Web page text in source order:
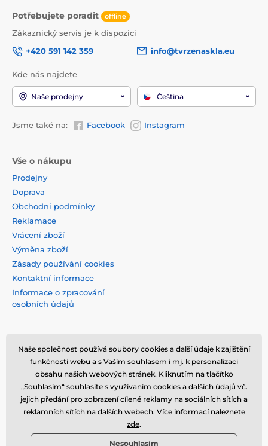
Potřebujete poradit offline
Zákaznický servis je k dispozici
+420 591 142 359
info@tvrzenaskla.eu
Kde nás najdete
Naše prodejny Čeština
Jsme také na: Facebook Instagram
Vše o nákupu
Prodejny
Doprava
Obchodní podmínky
Reklamace
Vrácení zboží
Výměna zboží
Zásady používání cookies
Kontaktní informace
Informace o zpracování
osobních údajů
Naše společnost používá soubory cookies a další údaje k zajištění
funkčnosti webu a s Vaším souhlasem i mj. k personalizaci
obsahu našich webových stránek. Kliknutím na tlačítko
„Souhlasím“ souhlasíte s využívaním cookies a dalších údajů vč.
jejich předání pro zobrazení cílené reklamy na sociálních sítích a
reklamních sítích na dalších webech. Více informací naleznete
zde.
Nesouhlasím